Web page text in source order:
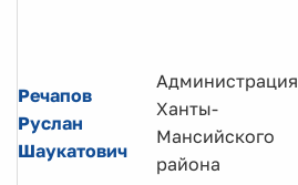
Речапов
Руслан
Шаукатович
Администрация
Ханты-
Мансийского
района